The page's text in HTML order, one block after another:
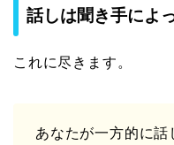
話しは聞き手によ
これに尽きます。
あなたが一方的に話